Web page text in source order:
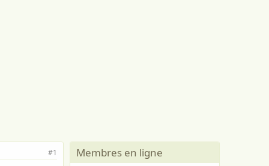
#1 Membres en ligne